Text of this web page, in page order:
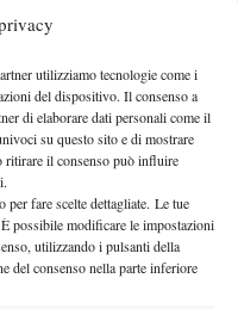
utilizziamo tecnologie come i
del dispositivo. Il consenso a
di elaborare dati personali come il
su questo sito e di mostrare
ritirare il consenso può influire
per fare scelte dettagliate. Le tue
possibile modificare le impostazioni
utilizzando i pulsanti della
del consenso nella parte inferiore
Berrettini affronterà
Andreas Seppi al primo
DELL’INCONTRO